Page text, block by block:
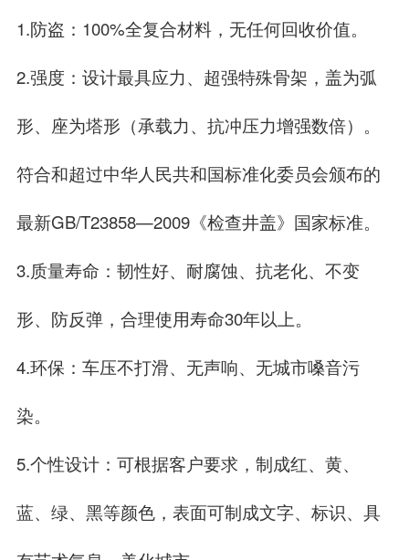
1.防盗：100%全复合材料，无任何回收价值。
2.强度：设计最具应力、超强特殊骨架，盖为弧
形、座为塔形（承载力、抗冲压力增强数倍）。
符合和超过中华人民共和国标准化委员会颁布的
最新GB/T23858—2009《检查井盖》国家标准。
3.质量寿命：韧性好、耐腐蚀、抗老化、不变
形、防反弹，合理使用寿命30年以上。
4.环保：车压不打滑、无声响、无城市嗓音污
染。
5.个性设计：可根据客户要求，制成红、黄、
蓝、绿、黑等颜色，表面可制成文字、标识、具